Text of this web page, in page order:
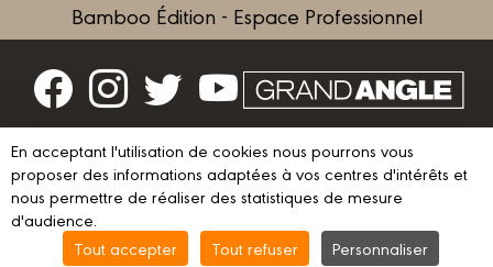
Bamboo Édition - Espace Professionnel
Contactez-nous
Devenir partenaire
© 2023 GRAND ANGLE Mentions légales Conditions d’utilisation
En acceptant l'utilisation de cookies nous pourrons vous
proposer des informations adaptées à vos centres d'intérêts et
nous permettre de réaliser des statistiques de mesure
d'audience.
Tout accepter
Tout refuser Personnaliser